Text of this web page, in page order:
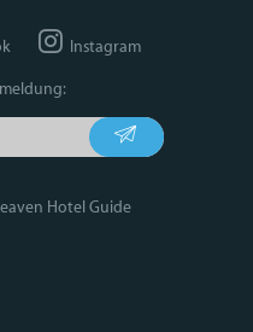
Instagram
Hotel Guide